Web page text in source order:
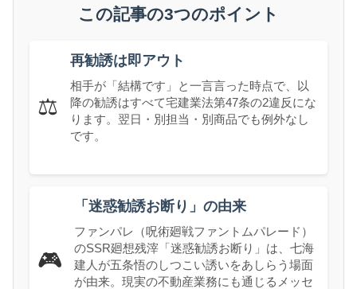
この記事の3つのポイント
⚖️
再勧誘は即アウト
相手が「結構です」と一言言った時点で、以
降の勧誘はすべて宅建業法第47条の2違反にな
ります。翌日・別担当・別商品でも例外なし
です。
🎮
「迷惑勧誘お断り」の由来
ファンパレ（呪術廻戦ファントムパレード）
のSSR廻想残滓「迷惑勧誘お断り」は、七海
建人が五条悟のしつこい誘いをあしらう場面
が由来。現実の不動産業務にも通じるメッセ